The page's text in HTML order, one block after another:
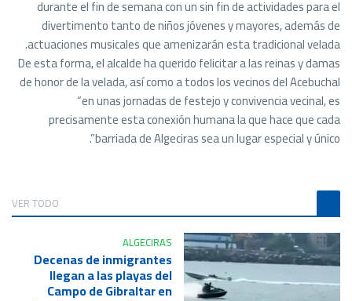
durante el fin de semana con un sin fin de actividades para el
divertimento tanto de niños jóvenes y mayores, además de
actuaciones musicales que amenizarán esta tradicional velada.
De esta forma, el alcalde ha querido felicitar a las reinas y damas
de honor de la velada, así como a todos los vecinos del Acebuchal
“en unas jornadas de festejo y convivencia vecinal, es
precisamente esta conexión humana la que hace que cada
barriada de Algeciras sea un lugar especial y único”.
VER TODO
ALGECIRAS
Decenas de inmigrantes
llegan a las playas del
Campo de Gibraltar en